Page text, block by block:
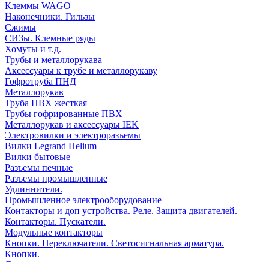
Клеммы WAGO
Наконечники. Гильзы
Сжимы
СИЗы. Клемные ряды
Хомуты и т.д.
Трубы и металлорукава
Аксессуары к трубе и металлорукаву
Гофротруба ПНД
Металлорукав
Труба ПВХ жесткая
Трубы гофрированные ПВХ
Металлорукав и аксессуары IEK
Электровилки и электроразъемы
Вилки Legrand Helium
Вилки бытовые
Разъемы печные
Разъемы промышленные
Удлиннители.
Промышленное электрооборудование
Контакторы и доп устройства. Реле. Защита двигателей.
Контакторы. Пускатели.
Модульные контакторы
Кнопки. Переключатели. Светосигнальная арматура.
Кнопки.